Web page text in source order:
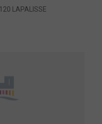
LAPALISSE